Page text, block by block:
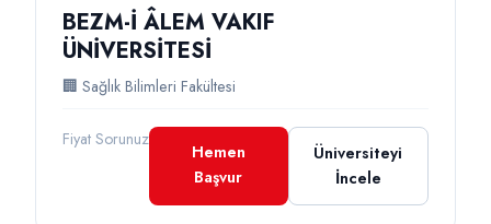
BEZM-İ ÂLEM VAKIF
ÜNİVERSİTESİ
🏢 Sağlık Bilimleri Fakültesi
Fiyat Sorunuz
Hemen
Başvur
Üniversiteyi
İncele